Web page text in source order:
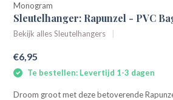
Monogram
Sleutelhanger: Rapunzel - PVC
Bekijk alles Sleutelhangers
€6,95
Te bestellen: Levertijd 1-3 dagen
Droom groot met deze betoverende